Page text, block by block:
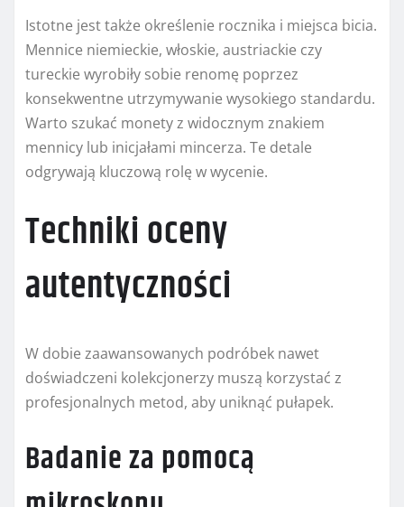
Istotne jest także określenie rocznika i miejsca bicia.
Mennice niemieckie, włoskie, austriackie czy
tureckie wyrobiły sobie renomę poprzez
konsekwentne utrzymywanie wysokiego standardu.
Warto szukać monety z widocznym znakiem
mennicy lub inicjałami mincerza. Te detale
odgrywają kluczową rolę w wycenie.
Techniki oceny
autentyczności
W dobie zaawansowanych podróbek nawet
doświadczeni kolekcjonerzy muszą korzystać z
profesjonalnych metod, aby uniknąć pułapek.
Badanie za pomocą